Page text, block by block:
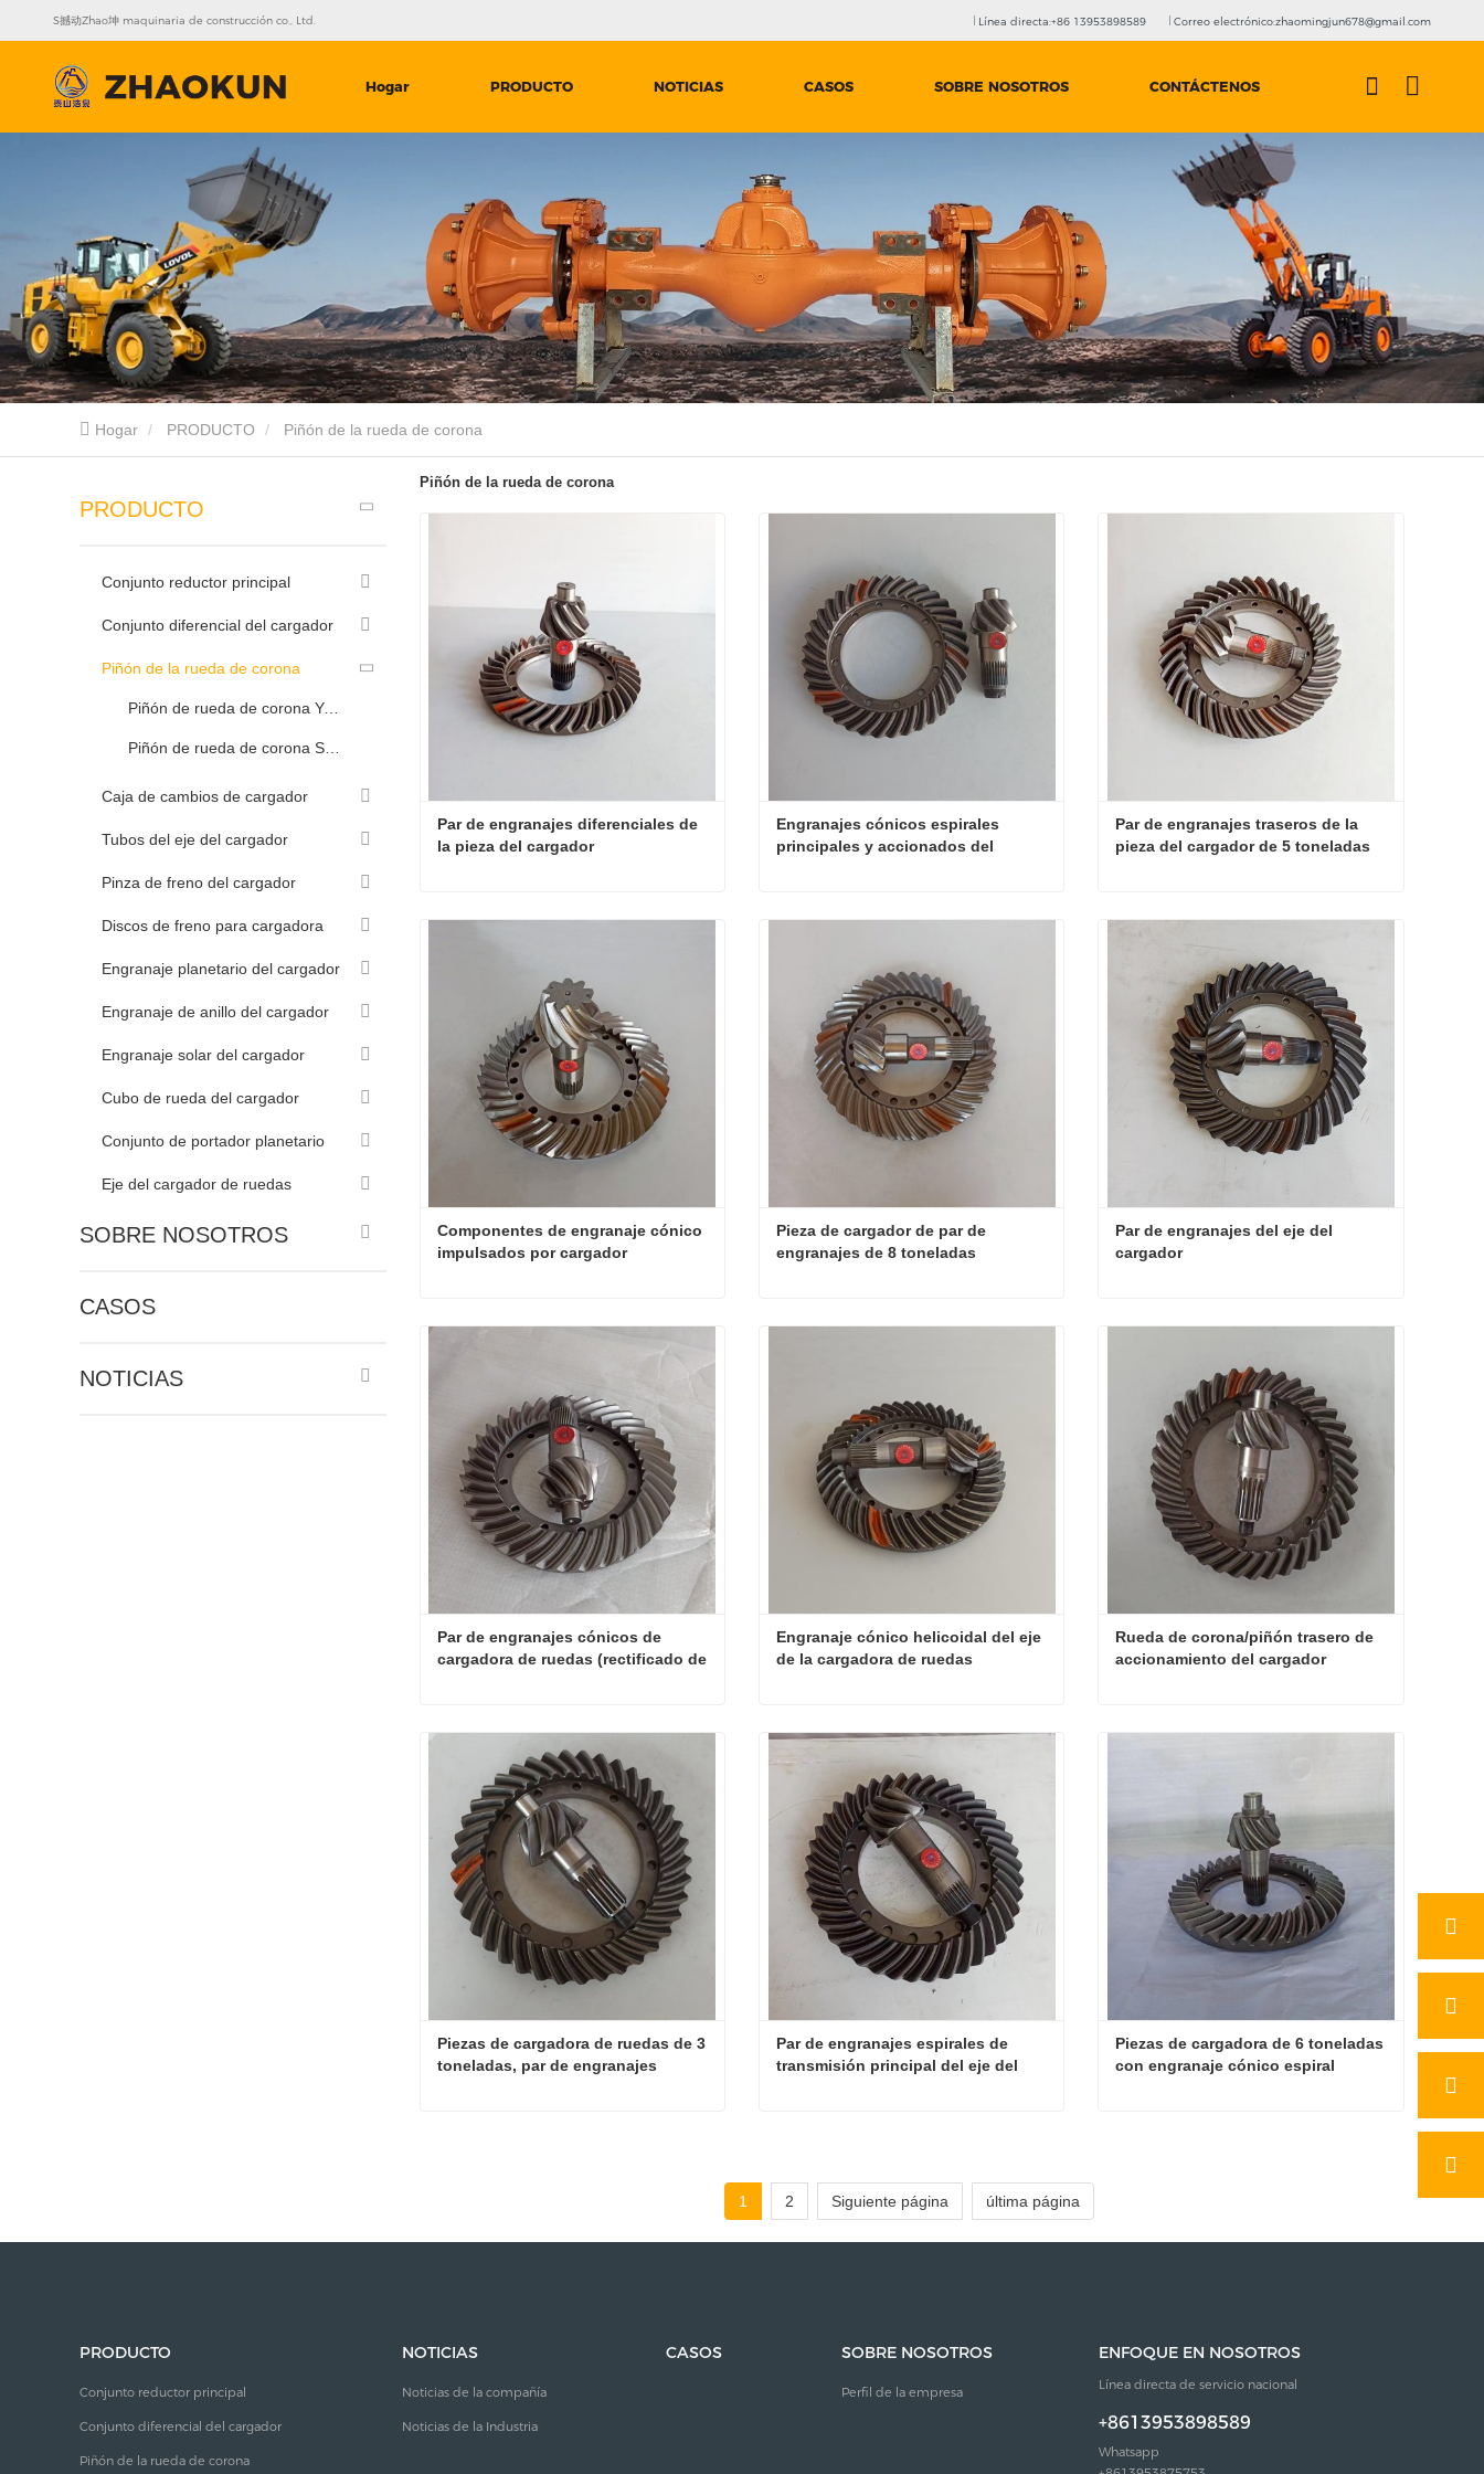
S撼动Zhao坤 maquinaria de construcción co., Ltd. Línea directa:+86 13953898589 Correo electrónico:zhaomingjun678@gmail.com
Hogar PRODUCTO NOTICIAS CASOS SOBRE NOSOTROS CONTÁCTENOS
Hogar PRODUCTO Piñón de la rueda de corona
PRODUCTO
Conjunto reductor principal
Conjunto diferencial del cargador
Piñón de la rueda de corona
Piñón de rueda de corona YunYu
Caja de cambios de cargador
Tubos del eje del cargador
Pinza de freno del cargador
Discos de freno para cargadora
Engranaje planetario del cargador
Engranaje de anillo del cargador
Engranaje solar del cargador
Cubo de rueda del cargador
Conjunto de portador planetario
Eje del cargador de ruedas
SOBRE NOSOTROS
CASOS
NOTICIAS
Piñón de la rueda de corona
Par de engranajes diferenciales de
la pieza del cargador
Par de engranajes diferenciales de la pieza del cargador
Engranajes cónicos espirales
principales y accionados del
Engranajes cónicos espirales principales y accionados del cargador
Par de engranajes traseros de la
pieza del cargador de 5 toneladas
Par de engranajes traseros de la pieza del cargador de 5 toneladas
Componentes de engranaje cónico
impulsados por cargador
Componentes de engranaje cónico impulsados por cargador
Pieza de cargador de par de
engranajes de 8 toneladas
Pieza de cargador de par de engranajes de 8 toneladas
Par de engranajes del eje del
cargador
Par de engranajes del eje del cargador
Par de engranajes cónicos de
cargadora de ruedas (rectificado de
Par de engranajes cónicos de cargadora de ruedas (rectificado de engranajes)
Contacta ahora
Engranaje cónico helicoidal del eje
de la cargadora de ruedas
Engranaje cónico helicoidal del eje de la cargadora de ruedas
Contacta ahora
Rueda de corona/piñón trasero de
accionamiento del cargador
Rueda de corona/piñón trasero de accionamiento del cargador
Piezas de cargadora de ruedas de 3
toneladas, par de engranajes
Par de engranajes espirales de
transmisión principal del eje del
Piezas de cargadora de 6 toneladas
con engranaje cónico espiral
1
2 Siguiente página última página
PRODUCTO
Conjunto reductor principal
Conjunto diferencial del cargador
Piñón de la rueda de corona
NOTICIAS
Noticias de la compañía
Noticias de la Industria
CASOS SOBRE NOSOTROS
Perfil de la empresa
ENFOQUE EN NOSOTROS
Línea directa de servicio nacional
+8613953898589
Whatsapp